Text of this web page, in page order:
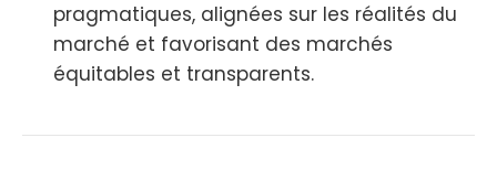
pragmatiques, alignées sur les réalités du
marché et favorisant des marchés
équitables et transparents.